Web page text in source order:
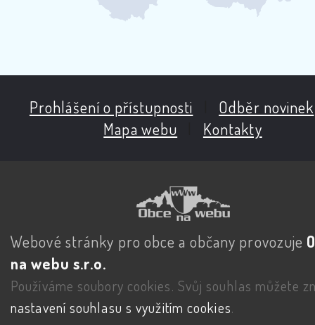
Prohlášení o přístupnosti Odběr novinek
Mapa webu
Kontakty
Webové stránky pro obce a občany provozuje
na webu s.r.o.
Používáme soubory cookies. Svůj souhlas můžete
nastavení souhlasu s využitím cookies.